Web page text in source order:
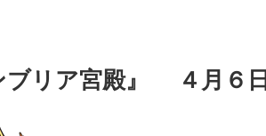
ブリア宮殿』 ４月６日